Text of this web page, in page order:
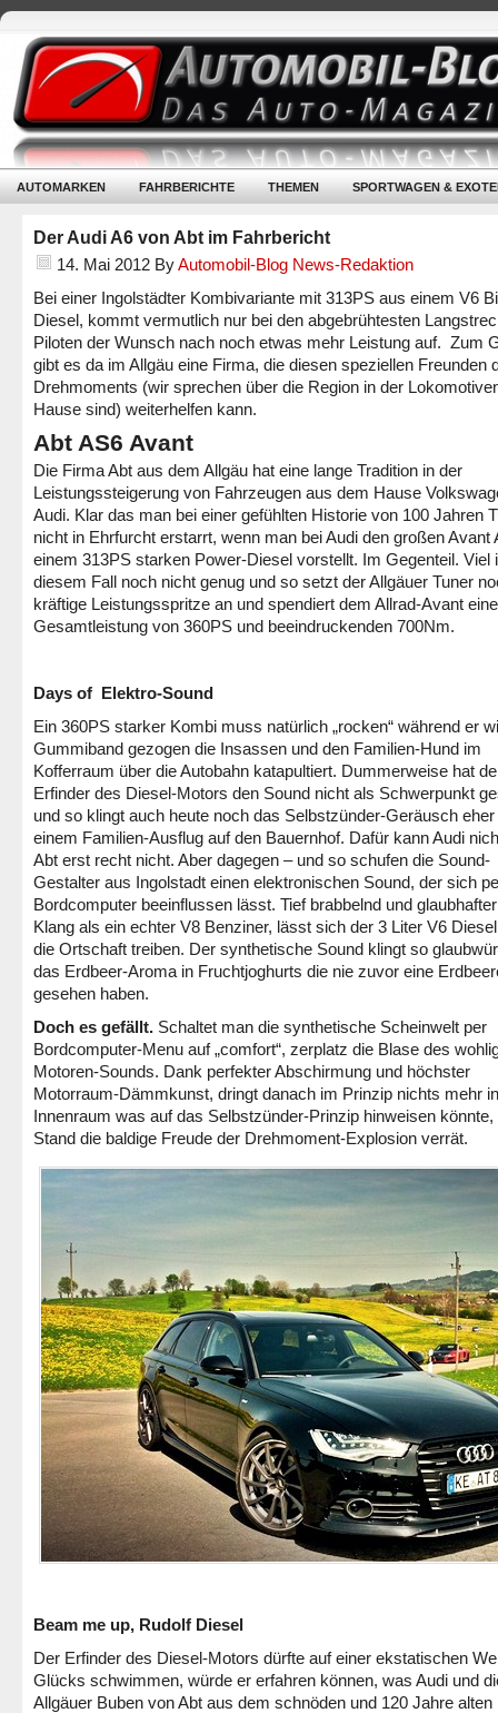
AUTOMARKEN FAHRBERICHTE THEMEN SPORTWAGEN &
Der Audi A6 von Abt im Fahrbericht
14. Mai 2012 ByAutomobil-Blog News-Redaktion
Bei einer Ingolstädter Kombivariante mit 313PS aus einem V6
Diesel, kommt vermutlich nur bei den abgebrühtesten
Piloten der Wunsch nach noch etwas mehr Leistung auf. Zum
gibt es da im Allgäu eine Firma, die diesen speziellen Freunden
Drehmoments (wir sprechen über die Region in der
Hause sind) weiterhelfen kann.
Abt AS6 Avant
Die Firma Abt aus dem Allgäu hat eine lange Tradition in der
Leistungssteigerung von Fahrzeugen aus dem Hause
Audi. Klar das man bei einer gefühlten Historie von 100 Jahren
nicht in Ehrfurcht erstarrt, wenn man bei Audi den großen Avant
einem 313PS starken Power-Diesel vorstellt. Im Gegenteil. Viel
diesem Fall noch nicht genug und so setzt der Allgäuer Tuner
kräftige Leistungsspritze an und spendiert dem Allrad-Avant eine
Gesamtleistung von 360PS und beeindruckenden 700Nm.
Days of Elektro-Sound
Ein 360PS starker Kombi muss natürlich „rocken“ während er
Gummiband gezogen die Insassen und den Familien-Hund im
Kofferraum über die Autobahn katapultiert. Dummerweise hat
Erfinder des Diesel-Motors den Sound nicht als Schwerpunkt
und so klingt auch heute noch das Selbstzünder-Geräusch
einem Familien-Ausflug auf den Bauernhof. Dafür kann Audi
Abt erst recht nicht. Aber dagegen – und so schufen die Sound-
Gestalter aus Ingolstadt einen elektronischen Sound, der sich
Bordcomputer beeinflussen lässt. Tief brabbelnd und
Klang als ein echter V8 Benziner, lässt sich der 3 Liter V6
die Ortschaft treiben. Der synthetische Sound klingt so
das Erdbeer-Aroma in Fruchtjoghurts die nie zuvor eine
gesehen haben.
Doch es gefällt. Schaltet man die synthetische Scheinwelt per
Bordcomputer-Menu auf „comfort“, zerplatz die Blase des
Motoren-Sounds. Dank perfekter Abschirmung und höchster
Motorraum-Dämmkunst, dringt danach im Prinzip nichts mehr
Innenraum was auf das Selbstzünder-Prinzip hinweisen
Stand die baldige Freude der Drehmoment-Explosion verrät.
Beam me up, Rudolf Diesel
Der Erfinder des Diesel-Motors dürfte auf einer ekstatischen
Glücks schwimmen, würde er erfahren können, was Audi und
Allgäuer Buben von Abt aus dem schnöden und 120 Jahre alten